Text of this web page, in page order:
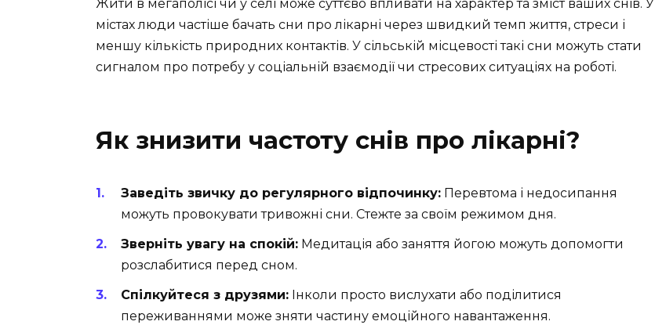
Жити в мегаполісі чи у селі може суттєво впливати на характер та зміст ваших снів. У
містах люди частіше бачать сни про лікарні через швидкий темп життя, стреси і
меншу кількість природних контактів. У сільській місцевості такі сни можуть стати
сигналом про потребу у соціальній взаємодії чи стресових ситуаціях на роботі.
Як знизити частоту снів про лікарні?
Заведіть звичку до регулярного відпочинку: Перевтома і недосипання
можуть провокувати тривожні сни. Стежте за своїм режимом дня.
Зверніть увагу на спокій: Медитація або заняття йогою можуть допомогти
розслабитися перед сном.
Спілкуйтеся з друзями: Інколи просто вислухати або поділитися
переживаннями може зняти частину емоційного навантаження.